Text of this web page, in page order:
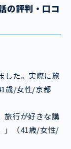
の評判・口コ
した。実際に旅
歳/女性/京都
旅行が好きな講
」（41歳/女性/